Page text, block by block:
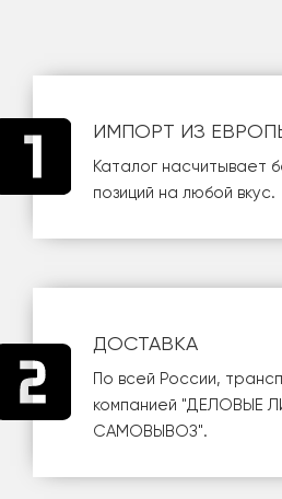
ИМПОРТ ИЗ
Каталог насчитывает
позиций на любой вкус.
ДОСТАВКА
По всей России,
компанией "ДЕЛОВЫЕ
САМОВЫВОЗ".